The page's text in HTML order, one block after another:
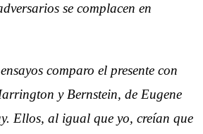
se complacen en
comparo el presente con
y Bernstein, de Eugene
Ellos, al igual que yo, creían que